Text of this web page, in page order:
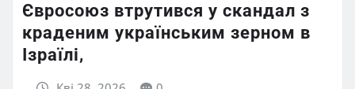
Євросоюз втрутився у скандал з
краденим українським зерном в
Ізраїлі,